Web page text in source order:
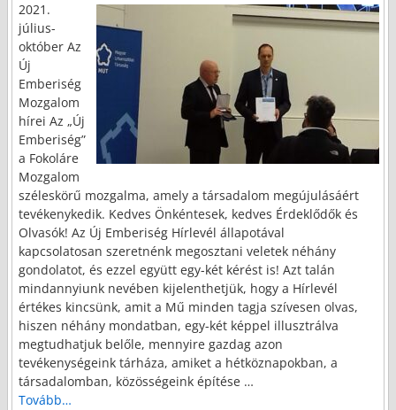
2021.
július-
október Az
Új
Emberiség
Mozgalom
hírei Az „Új
Emberiség”
a Fokoláre
Mozgalom
széleskörű mozgalma, amely a társadalom megújulásáért
tevékenykedik. Kedves Önkéntesek, kedves Érdeklődők és
Olvasók! Az Új Emberiség Hírlevél állapotával
kapcsolatosan szeretnénk megosztani veletek néhány
gondolatot, és ezzel együtt egy-két kérést is! Azt talán
mindannyiunk nevében kijelenthetjük, hogy a Hírlevél
értékes kincsünk, amit a Mű minden tagja szívesen olvas,
hiszen néhány mondatban, egy-két képpel illusztrálva
megtudhatjuk belőle, mennyire gazdag azon
tevékenységeink tárháza, amiket a hétköznapokban, a
társadalomban, közösségeink építése …
Tovább…